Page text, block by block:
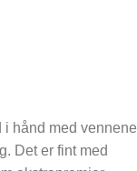
hånd med vennene
Det er fint med